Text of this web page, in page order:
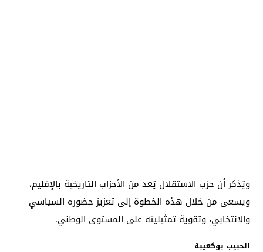
ويُذكر أن حزب الاستقلال يُعد من الأحزاب التاريخية بالإقليم،
ويسعى من خلال هذه الخطوة إلى تعزيز حضوره السياسي
والانتخابي، وتقوية تمثيليته على المستوى الوطني.
الحبيب بوكعيبة